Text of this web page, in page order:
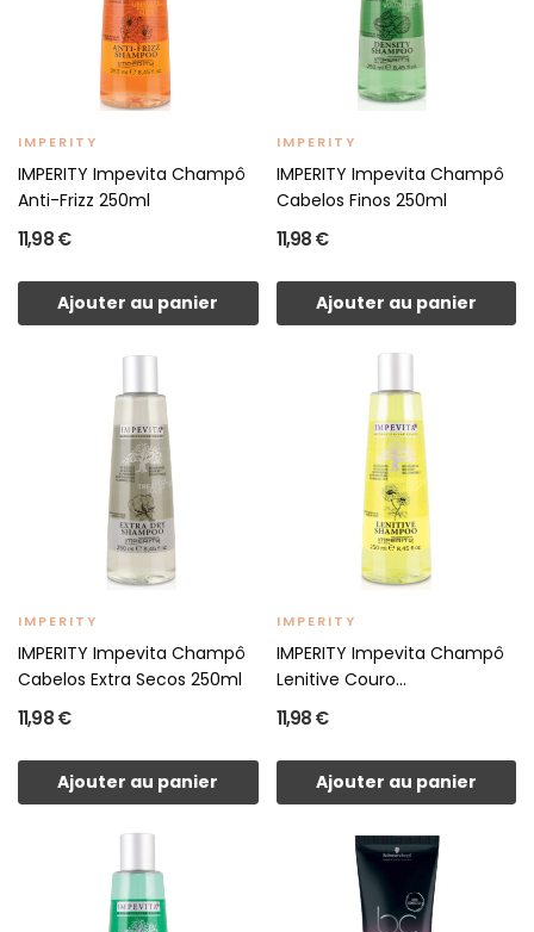
IMPERITY
IMPERITY Impevita Champô
Anti-Frizz 250ml
11,98 €
Ajouter au panier
IMPERITY
IMPERITY Impevita Champô
Cabelos Finos 250ml
11,98 €
Ajouter au panier
IMPERITY
IMPERITY Impevita Champô
Cabelos Extra Secos 250ml
11,98 €
Ajouter au panier
IMPERITY
IMPERITY Impevita Champô
Lenitive Couro...
11,98 €
Ajouter au panier